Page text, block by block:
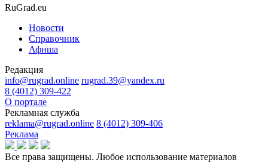
RuGrad.eu
Новости
Справочник
Афиша
Редакция
info@rugrad.online rugrad.39@yandex.ru
8 (4012) 309-422
О портале
Рекламная служба
reklama@rugrad.online 8 (4012) 309-406
Реклама
Все права защищены. Любое использование материалов